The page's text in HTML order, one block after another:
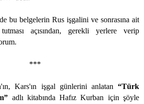
bu belgelerin Rus işgalini ve sonrasına ait
açısından, gerekli yerlere verip
***
Kars'ın işgal günlerini anlatan “Türk
adlı kitabında Hafız Kurban için şöyle